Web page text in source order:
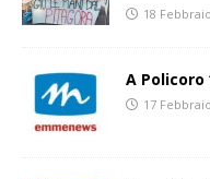
18
A Policoro
17